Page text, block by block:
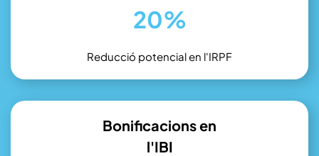
20%
Reducció potencial en l'IRPF
Bonificacions en
l'IBI